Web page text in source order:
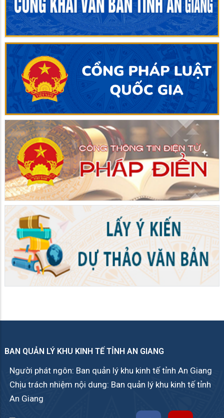
BAN QUẢN LÝ KHU KINH TẾ TỈNH AN GIANG
Người phát ngôn: Ban quản lý khu kinh tế tỉnh An Giang
Chịu trách nhiệm nội dung: Ban quản lý khu kinh tế tỉnh
An Giang